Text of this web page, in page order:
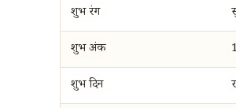
शुभ रंग
शुभ अंक
1
शुभ दिन